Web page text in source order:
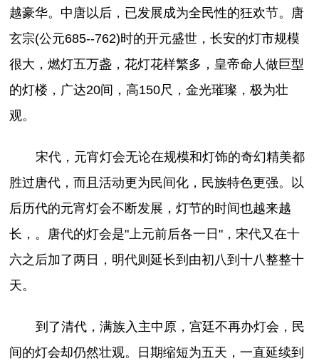
越豪华。中唐以后，已发展成为全民性的狂欢节。唐
玄宗(公元685--762)时的开元盛世，长安的灯市规模
很大，燃灯五万盏，花灯花样繁多，皇帝命人做巨型
的灯楼，广达20间，高150尺，金光璀璨，极为壮
观。
宋代，元宵灯会无论在规模和灯饰的奇幻精美都
胜过唐代，而且活动更为民间化，民族特色更强。以
后历代的元宵灯会不断发展，灯节的时间也越来越
长，。唐代的灯会是"上元前后各一日"，宋代又在十
六之后加了两日，明代则延长到由初八到十八整整十
天。
到了清代，满族入主中原，宫廷不再办灯会，民
间的灯会却仍然壮观。日期缩短为五天，一直延续到